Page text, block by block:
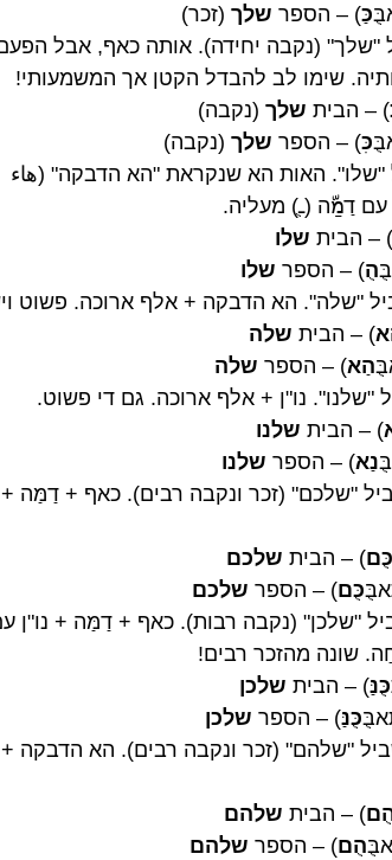
כַּ) – הספר שלך (זכר)
"שלך" (נקבה יחידה). אותה כאף, אבל
שימו לב להבדל הקטן אך המשמעותי!
) – הבית שלך (נקבה)
כִּ) – הספר שלך (נקבה)
"שלו". האות הא שנקראת "הא הדבקה" (هاء
עם דַמַّה (ـֻ) מעליה.
) – הבית שלו
הֻ) – הספר שלו
"שלה". הא הדבקה + אלף ארוכה. פשוט
) – הבית שלה
הַא) – הספר שלה
"שלנו". נו"ן + אלף ארוכה. גם די פשוט.
) – הבית שלנו
נַא) – הספר שלנו
"שלכם" (זכר ונקבה רבים). כאף + דַמַּה
כֻּם) – הבית שלכם
כֻּם) – הספר שלכם
"שלכן" (נקבה רבות). כאף + דַמַּה + נו"ן
שונה מהזכר רבים!
כֻּנַּ) – הבית שלכן
כֻּנַּ) – הספר שלכן
"שלהם" (זכר ונקבה רבים). הא הדבקה
) – הבית שלהם
הֻם) – הספר שלהם